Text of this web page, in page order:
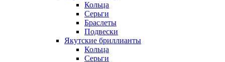
Кольца
Серьги
Браслеты
Подвески
Якутские бриллианты
Кольца
Серьги